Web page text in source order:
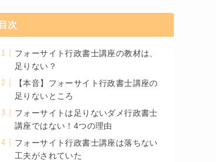
目次
フォーサイト行政書士講座の教材は、
足りない？
【本音】フォーサイト行政書士講座の
足りないところ
フォーサイトは足りないダメ行政書士
講座ではない！4つの理由
フォーサイト行政書士講座は落ちない
工夫がされていた